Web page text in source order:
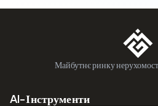
Майбутнє ринку
AI-Інструменти